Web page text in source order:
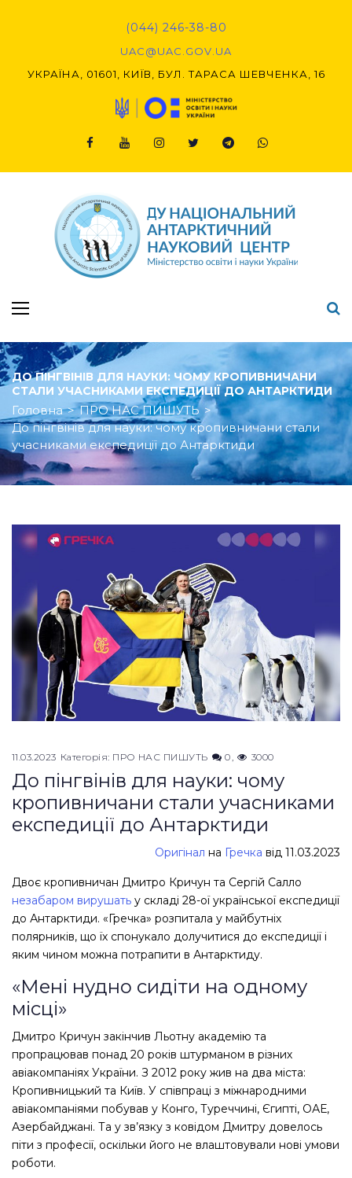
(044) 246-38-80
UAC@UAC.GOV.UA​​
УКРАЇНА, 01601, КИЇВ, БУЛ. ТАРАСА ШЕВЧЕНКА, 16
ДО ПІНГВІНІВ ДЛЯ НАУКИ: ЧОМУ КРОПИВНИЧАНИ
СТАЛИ УЧАСНИКАМИ ЕКСПЕДИЦІЇ ДО АНТАРКТИДИ
Головна > ПРО НАС ПИШУТЬ >
До пінгвінів для науки: чому кропивничани стали
учасниками експедиції до Антарктиди
11.03.2023 Категорія: ПРО НАС ПИШУТЬ 0 3000
До пінгвінів для науки: чому
кропивничани стали учасниками
експедиції до Антарктиди
Оригінал на Гречка від 11.03.2023
Двоє кропивничан Дмитро Кричун та Сергій Салло
незабаром вирушать у складі 28-ої української експедиції
до Антарктиди. «Гречка» розпитала у майбутніх
полярників, що їх спонукало долучитися до експедиції і
яким чином можна потрапити в Антарктиду.
«Мені нудно сидіти на одному
місці»
Дмитро Кричун закінчив Льотну академію та
пропрацював понад 20 років штурманом в різних
авіакомпаніях України. З 2012 року жив на два міста:
Кропивницький та Київ. У співпраці з міжнародними
авіакомпаніями побував у Конго, Туреччині, Єгипті, ОАЕ,
Азербайджані. Та у зв’язку з ковідом Дмитру довелось
піти з професії, оскільки його не влаштовували нові умови
роботи.